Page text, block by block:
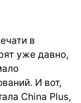
в
уже давно,
И вот,
Сhina Plus,